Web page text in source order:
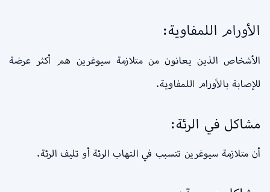
الأورام اللمفاوية:
الأشخاص الذين يعانون من متلازمة سيوغرين هم أكثر عرضة
للإصابة بالأورام اللمفاوية.
مشاكل في الرئة:
أن متلازمة سيوغرين تتسبب في التهاب الرئة أو تليف الرئة.